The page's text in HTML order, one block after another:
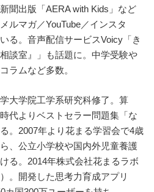
聞出版「AERA with Kids」など
ルマガ／YouTube／インスタ
る。音声配信サービスVoicy「き
談室』」も話題に。中学受験や
ラムなど多数。
大学院工学系研究科修了。算
代よりベストセラー問題集「な
。2007年より花まる学習会で4歳
、公立小学校や国内外児童養護
る。2014年株式会社花まるラボ
。開発した思考力育成アプリ